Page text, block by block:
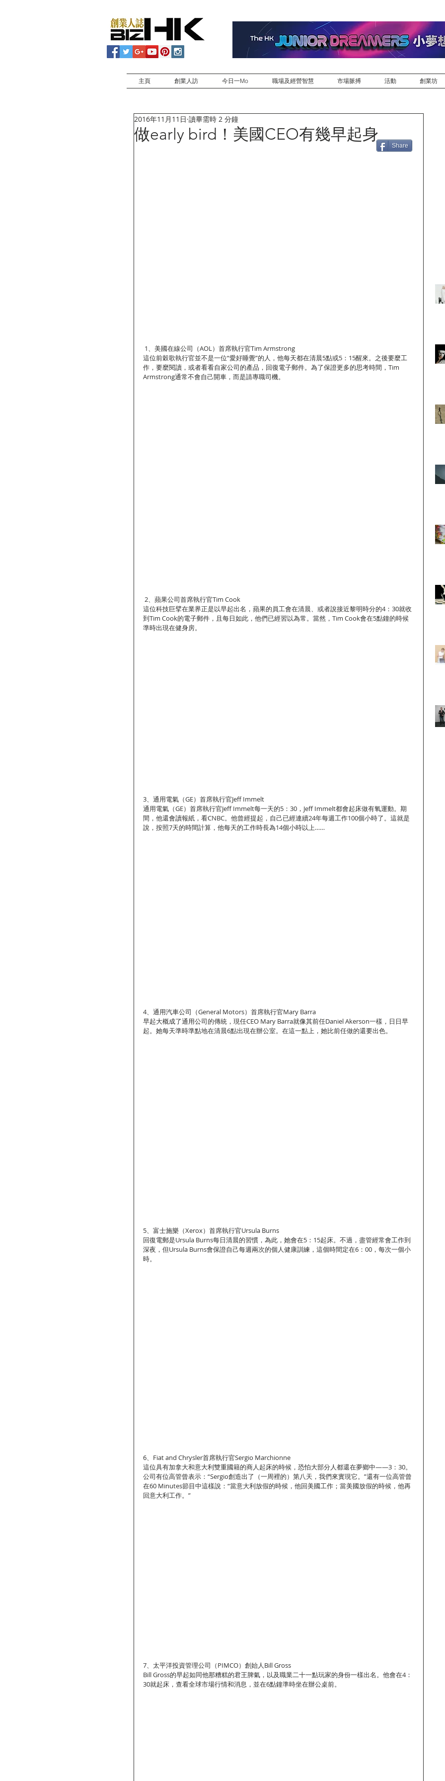
主頁 創業人訪 今日一Mo 職場及經營智慧 市場脈搏 活動 創業坊
做early bird！美國CEO有幾早起身
2016年11月11日 讀畢需時 2 分鐘
1、美國在線公司（AOL）首席執行官Tim Armstrong
這位前穀歌執行官並不是一位“愛好睡覺”的人，他每天都在清晨5點或5：15醒來。之後要麼工
作，要麼閱讀，或者看看自家公司的產品，回復電子郵件。為了保證更多的思考時間，Tim
Armstrong通常不會自己開車，而是請專職司機。
2、蘋果公司首席執行官Tim Cook
這位科技巨擘在業界正是以早起出名，蘋果的員工會在清晨、或者說接近黎明時分的4：30就收
到Tim Cook的電子郵件，且每日如此，他們已經習以為常。當然，Tim Cook會在5點鐘的時候
準時出現在健身房。
3、通用電氣（GE）首席執行官Jeff Immelt
通用電氣（GE）首席執行官Jeff Immelt每一天的5：30，Jeff Immelt都會起床做有氧運動。期
間，他還會讀報紙，看CNBC。他曾經提起，自己已經連續24年每週工作100個小時了。這就是
說，按照7天的時間計算，他每天的工作時長為14個小時以上……
4、通用汽車公司（General Motors）首席執行官Mary Barra
早起大概成了通用公司的傳統，現任CEO Mary Barra就像其前任Daniel Akerson一樣，日日早
起。她每天準時準點地在清晨6點出現在辦公室。在這一點上，她比前任做的還要出色。
5、富士施樂（Xerox）首席執行官Ursula Burns
回復電郵是Ursula Burns每日清晨的習慣，為此，她會在5：15起床。不過，盡管經常會工作到
深夜，但Ursula Burns會保證自己每週兩次的個人健康訓練，這個時間定在6：00，每次一個小
時。
6、Fiat and Chrysler首席執行官Sergio Marchionne
這位具有加拿大和意大利雙重國籍的商人起床的時候，恐怕大部分人都還在夢鄉中——3：30。
公司有位高管曾表示：“Sergio創造出了（一周裡的）第八天，我們來實現它。”還有一位高管曾
在60 Minutes節目中這樣說：“當意大利放假的時候，他回美國工作；當美國放假的時候，他再
回意大利工作。”
7、太平洋投資管理公司（PIMCO）創始人Bill Gross
Bill Gross的早起如同他那糟糕的君王脾氣，以及職業二十一點玩家的身份一樣出名。他會在4：
30就起床，查看全球市場行情和消息，並在6點鐘準時坐在辦公桌前。
Share